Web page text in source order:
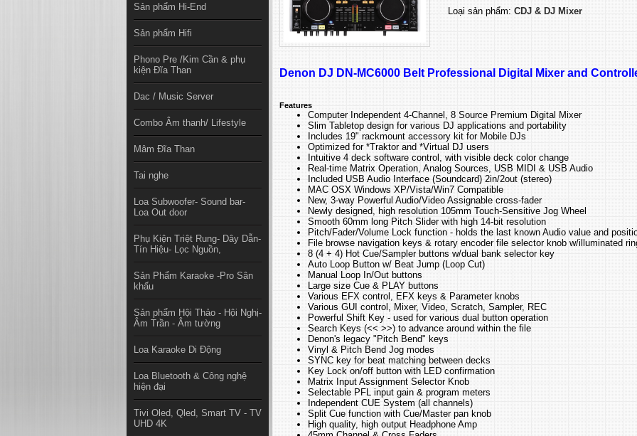
Sản phẩm Hi-End
Sản phẩm Hifi
Phono Pre /Kim Cần & phụ
kiện Đĩa Than
Dac / Music Server
Combo Âm thanh/ Lifestyle
Mâm Đĩa Than
Tai nghe
Loa Subwoofer- Sound bar-
Loa Out door
Phụ Kiện Triệt Rung- Dây Dẫn-
Tín Hiệu- Lọc Nguồn,
Sản Phẩm Karaoke -Pro Sân
khấu
Sản phẩm Hội Thảo - Hội Nghị-
Âm Trần - Âm tường
Loa Karaoke Di Động
Loa Bluetooth & Công nghệ
hiện đại
Tivi Oled, Qled, Smart TV - TV
UHD 4K
Loại sản phẩm: CDJ & DJ Mixer
Denon DJ DN-MC6000 Belt Professional Digital Mixer and
Features
Computer Independent 4-Channel, 8 Source Premium Digital Mixer
Slim Tabletop design for various DJ applications and portability
Includes 19" rackmount accessory kit for Mobile DJs
Optimized for *Traktor and *Virtual DJ users
Intuitive 4 deck software control, with visible deck color change
Real-time Matrix Operation, Analog Sources, USB MIDI & USB Audio
Included USB Audio Interface (Soundcard) 2in/2out (stereo)
MAC OSX Windows XP/Vista/Win7 Compatible
New, 3-way Powerful Audio/Video Assignable cross-fader
Newly designed, high resolution 105mm Touch-Sensitive Jog Wheel
Smooth 60mm long Pitch Slider with high 14-bit resolution
Pitch/Fader/Volume Lock function - holds the last known Audio value and
File browse navigation keys & rotary encoder file selector knob w/illuminated
8 (4 + 4) Hot Cue/Sampler buttons w/dual bank selector key
Auto Loop Button w/ Beat Jump (Loop Cut)
Manual Loop In/Out buttons
Large size Cue & PLAY buttons
Various EFX control, EFX keys & Parameter knobs
Various GUI control, Mixer, Video, Scratch, Sampler, REC
Powerful Shift Key - used for various dual button operation
Search Keys (<< >>) to advance around within the file
Denon's legacy "Pitch Bend" keys
Vinyl & Pitch Bend Jog modes
SYNC key for beat matching between decks
Key Lock on/off button with LED confirmation
Matrix Input Assignment Selector Knob
Selectable PFL input gain & program meters
Independent CUE System (all channels)
Split Cue function with Cue/Master pan knob
High quality, high output Headphone Amp